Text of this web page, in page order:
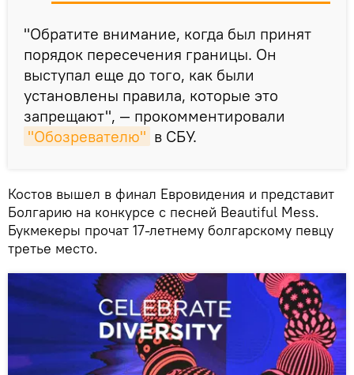
"Обратите внимание, когда был принят
порядок пересечения границы. Он
выступал еще до того, как были
установлены правила, которые это
запрещают", — прокомментировали
"Обозревателю" в СБУ.
Костов вышел в финал Евровидения и представит
Болгарию на конкурсе с песней Beautiful Mess.
Букмекеры прочат 17-летнему болгарскому певцу
третье место.